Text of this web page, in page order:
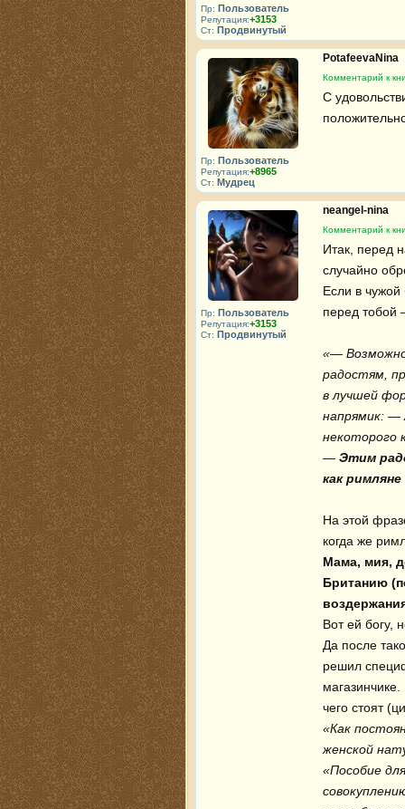
Пр: Пользователь
Репутация:+3153
Ст: Продвинутый
Пр: Пользователь
Репутация:+8965
Ст: Мудрец
PotafeevaNina
Комментарий к
С
Пр: Пользователь
Репутация:+3153
Ст: Продвинутый
neangel-nina
Комментарий к
Итак, перед
случайно
Если в чужой
перед тобой
«—
радостям,
в лучшей
напрямик: —
некоторого
— Этим
как
На этой
Мама, мия,
Британию
Вот ей богу,
Да после
решил
«Как
женской
«Пособие